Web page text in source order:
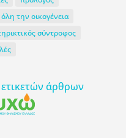
την οικογένεια
σύντροφος
άρθρων